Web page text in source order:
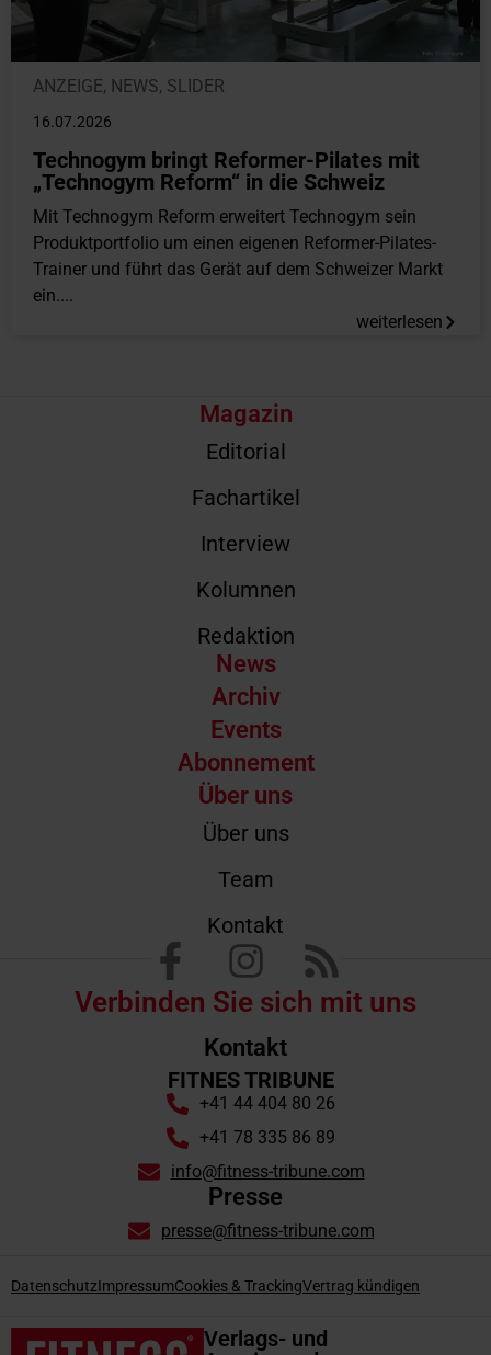
ANZEIGE, NEWS, SLIDER
16.07.2026
Technogym bringt Reformer-Pilates mit
„Technogym Reform“ in die Schweiz
Mit Technogym Reform erweitert Technogym sein
Produktportfolio um einen eigenen Reformer-Pilates-
Trainer und führt das Gerät auf dem Schweizer Markt
ein....
weiterlesen
Verlags- und
Magazin
Editorial
Fachartikel
Interview
Kolumnen
Redaktion
News
Archiv
Events
Abonnement
Über uns
Über uns
Team
Kontakt
Kontakt
FITNES TRIBUNE
+41 44 404 80 26
+41 78 335 86 89
info@fitness-tribune.com
Presse
presse@fitness-tribune.com
Verbinden Sie sich mit uns
DatenschutzImpressumCookies & TrackingVertrag kündigen